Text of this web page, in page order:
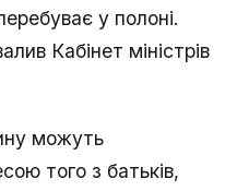
у полоні.
Кабінет міністрів
можуть
того з батьків,